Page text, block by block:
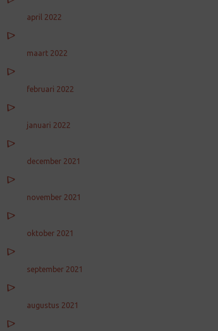
april 2022
maart 2022
februari 2022
januari 2022
december 2021
november 2021
oktober 2021
september 2021
augustus 2021